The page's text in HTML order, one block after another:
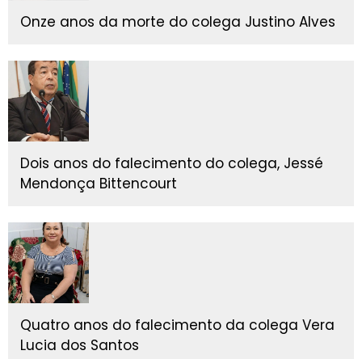
Onze anos da morte do colega Justino Alves
Dois anos do falecimento do colega, Jessé
Mendonça Bittencourt
Quatro anos do falecimento da colega Vera
Lucia dos Santos